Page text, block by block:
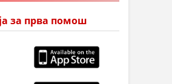
за прва помош